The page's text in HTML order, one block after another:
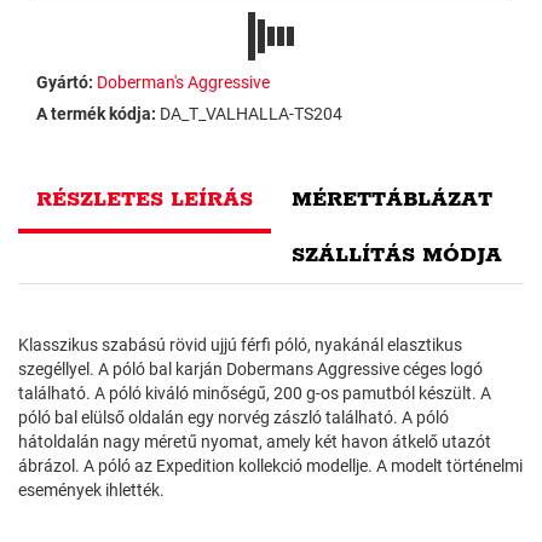
Gyártó: Doberman's Aggressive
A termék kódja: DA_T_VALHALLA-TS204
RÉSZLETES LEÍRÁS MÉRETTÁBLÁZAT
SZÁLLÍTÁS MÓDJA
Klasszikus szabású rövid ujjú férfi póló, nyakánál elasztikus
szegéllyel. A póló bal karján Dobermans Aggressive céges logó
található. A póló kiváló minőségű, 200 g-os pamutból készült. A
póló bal elülső oldalán egy norvég zászló található. A póló
hátoldalán nagy méretű nyomat, amely két havon átkelő utazót
ábrázol. A póló az Expedition kollekció modellje. A modelt történelmi
események ihlették.